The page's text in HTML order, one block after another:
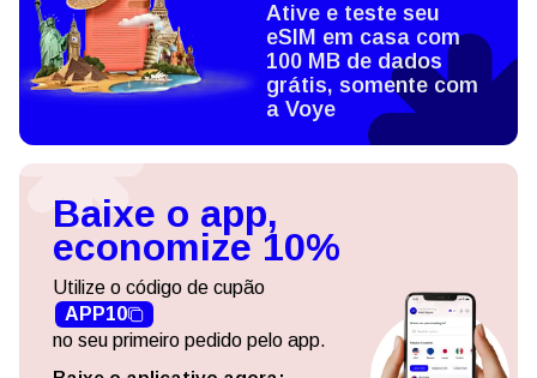
Ative e teste seu
eSIM em casa com
100 MB de dados
grátis, somente com
a Voye
Baixe o app,
economize 10%
Utilize o código de cupão
APP10
no seu primeiro pedido pelo app.